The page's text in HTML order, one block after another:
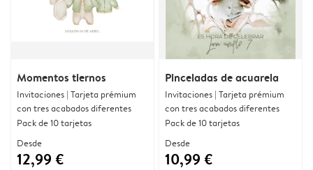
Momentos tiernos
Invitaciones | Tarjeta prémium
con tres acabados diferentes
Pack de 10 tarjetas
Desde
12,99 €
Pinceladas de acuarela
Invitaciones | Tarjeta prémium
con tres acabados diferentes
Pack de 10 tarjetas
Desde
10,99 €